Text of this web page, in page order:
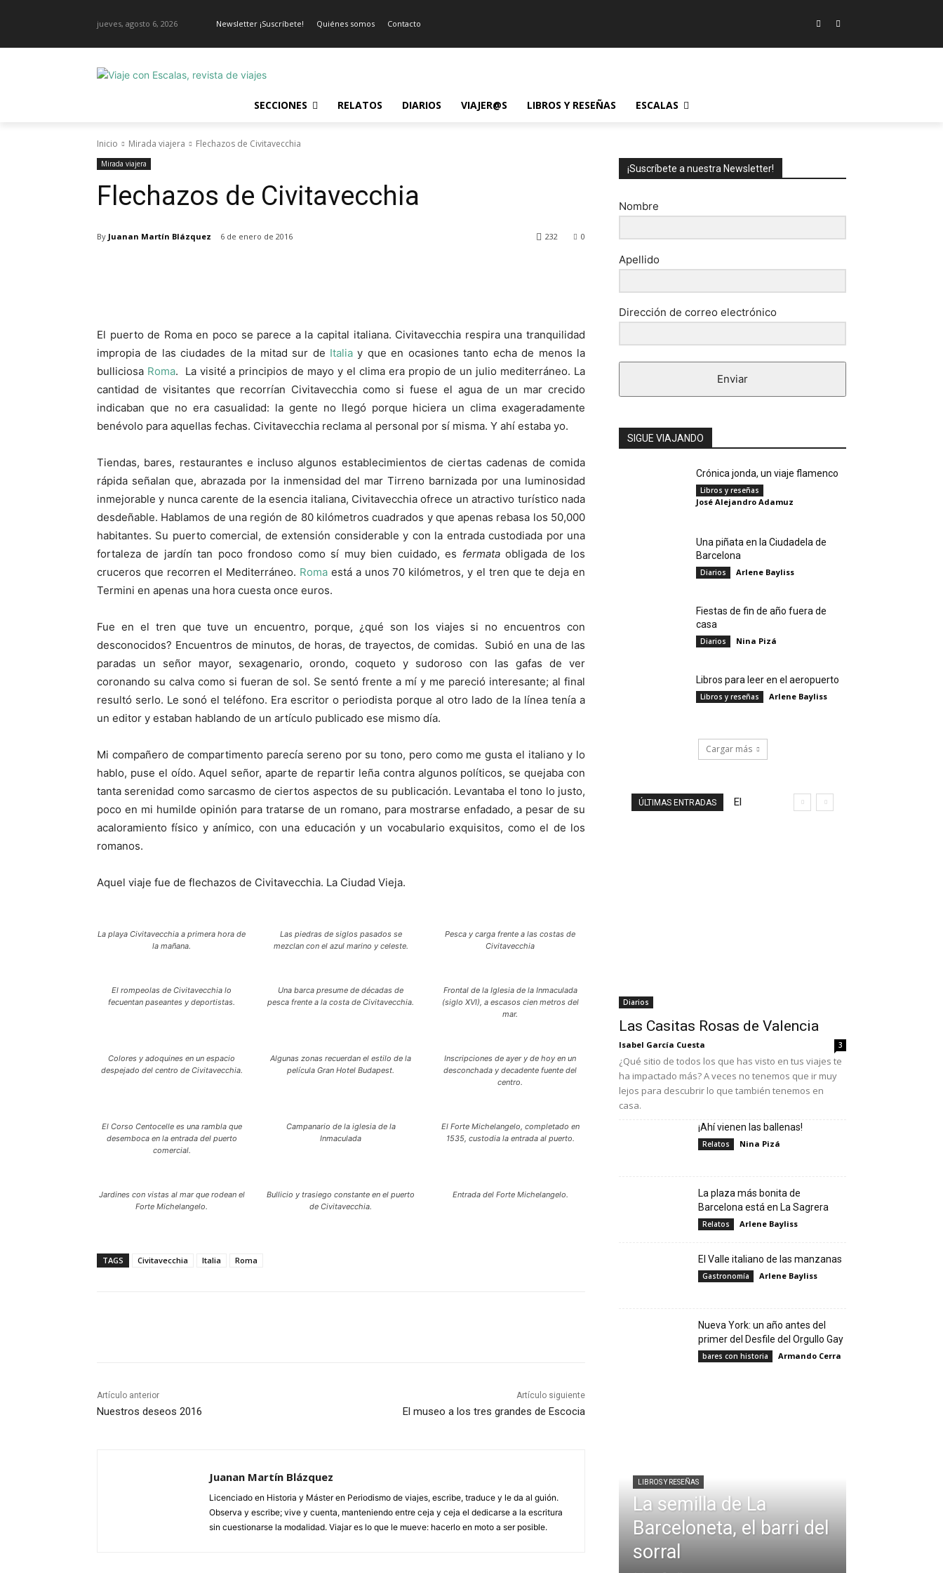
jueves, agosto 6, 2026 Newsletter ¡Suscríbete! Quiénes somos Contacto
SECCIONES RELATOS DIARIOS VIAJER@S LIBROS Y RESEÑAS ESCALAS
Inicio Mirada viajera Flechazos de Civitavecchia
Mirada viajera
Flechazos de Civitavecchia
By Juanan Martín Blázquez 6 de enero de 2016 0
232
El puerto de Roma en poco se parece a la capital italiana. Civitavecchia respira una tranquilidad
impropia de las ciudades de la mitad sur de Italia y que en ocasiones tanto echa de menos la
bulliciosa Roma. La visité a principios de mayo y el clima era propio de un julio mediterráneo. La
cantidad de visitantes que recorrían Civitavecchia como si fuese el agua de un mar crecido
indicaban que no era casualidad: la gente no llegó porque hiciera un clima exageradamente
benévolo para aquellas fechas. Civitavecchia reclama al personal por sí misma. Y ahí estaba yo.
Tiendas, bares, restaurantes e incluso algunos establecimientos de ciertas cadenas de comida
rápida señalan que, abrazada por la inmensidad del mar Tirreno barnizada por una luminosidad
inmejorable y nunca carente de la esencia italiana, Civitavecchia ofrece un atractivo turístico nada
desdeñable. Hablamos de una región de 80 kilómetros cuadrados y que apenas rebasa los 50,000
habitantes. Su puerto comercial, de extensión considerable y con la entrada custodiada por una
fortaleza de jardín tan poco frondoso como sí muy bien cuidado, es fermataobligada de los
cruceros que recorren el Mediterráneo. Roma está a unos 70 kilómetros, y el tren que te deja en
Termini en apenas una hora cuesta once euros.
Fue en el tren que tuve un encuentro, porque, ¿qué son los viajes si no encuentros con
desconocidos? Encuentros de minutos, de horas, de trayectos, de comidas. Subió en una de las
paradas un señor mayor, sexagenario, orondo, coqueto y sudoroso con las gafas de ver
coronando su calva como si fueran de sol. Se sentó frente a mí y me pareció interesante; al final
resultó serlo. Le sonó el teléfono. Era escritor o periodista porque al otro lado de la línea tenía a
un editor y estaban hablando de un artículo publicado ese mismo día.
Mi compañero de compartimento parecía sereno por su tono, pero como me gusta el italiano y lo
hablo, puse el oído. Aquel señor, aparte de repartir leña contra algunos políticos, se quejaba con
tanta serenidad como sarcasmo de ciertos aspectos de su publicación. Levantaba el tono lo justo,
poco en mi humilde opinión para tratarse de un romano, para mostrarse enfadado, a pesar de su
acaloramiento físico y anímico, con una educación y un vocabulario exquisitos, como el de los
romanos.
Aquel viaje fue de flechazos de Civitavecchia. La Ciudad Vieja.
La playa Civitavecchia a primera hora de
la mañana.
Las piedras de siglos pasados se
mezclan con el azul marino y celeste.
Pesca y carga frente a las costas de
Civitavecchia
El rompeolas de Civitavecchia lo
fecuentan paseantes y deportistas.
Una barca presume de décadas de
pesca frente a la costa de Civitavecchia.
Frontal de la Iglesia de la Inmaculada
(siglo XVI), a escasos cien metros del
mar.
Colores y adoquines en un espacio
despejado del centro de Civitavecchia.
Algunas zonas recuerdan el estilo de la
película Gran Hotel Budapest.
Inscripciones de ayer y de hoy en un
desconchada y decadente fuente del
centro.
El Corso Centocelle es una rambla que
desemboca en la entrada del puerto
comercial.
Campanario de la iglesia de la
Inmaculada
El Forte Michelangelo, completado en
1535, custodia la entrada al puerto.
Jardines con vistas al mar que rodean el
Forte Michelangelo.
Bullicio y trasiego constante en el puerto
de Civitavecchia.
Entrada del Forte Michelangelo.
TAGS Civitavecchia Italia Roma
Artículo anterior
Nuestros deseos 2016
Artículo siguiente
El museo a los tres grandes de Escocia
Juanan Martín Blázquez
Licenciado en Historia y Máster en Periodismo de viajes, escribe, traduce y le da al guión.
Observa y escribe; vive y cuenta, manteniendo entre ceja y ceja el dedicarse a la escritura
sin cuestionarse la modalidad. Viajar es lo que le mueve: hacerlo en moto a ser posible.
¡Suscríbete a nuestra Newsletter!
Nombre
Apellido
Dirección de correo electrónico
Enviar
SIGUE VIAJANDO
Crónica jonda, un viaje flamenco
Libros y reseñas
José Alejandro Adamuz
Una piñata en la Ciudadela de
Barcelona
Diarios Arlene Bayliss
Fiestas de fin de año fuera de
casa
Diarios Nina Pizá
Libros para leer en el aeropuerto
Libros y reseñas Arlene Bayliss
Cargar más
ÚLTIMAS ENTRADAS
El
Diarios
Las Casitas Rosas de Valencia
Isabel García Cuesta 3
¿Qué sitio de todos los que has visto en tus viajes te
ha impactado más? A veces no tenemos que ir muy
lejos para descubrir lo que también tenemos en
casa.
¡Ahí vienen las ballenas!
Relatos Nina Pizá
La plaza más bonita de
Barcelona está en La Sagrera
Relatos Arlene Bayliss
El Valle italiano de las manzanas
Gastronomía Arlene Bayliss
Nueva York: un año antes del
primer del Desfile del Orgullo Gay
bares con historia Armando Cerra
LIBROS Y RESEÑAS
La semilla de La
Barceloneta, el barri del
sorral